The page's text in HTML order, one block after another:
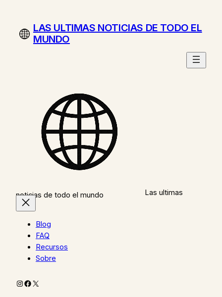
contenidoLAS ULTIMAS NOTICIAS DE TODO EL
MUNDO
Las ultimas
noticias de todo el mundo
Blog
FAQ
Recursos
Sobre
Instagram
Facebook
X